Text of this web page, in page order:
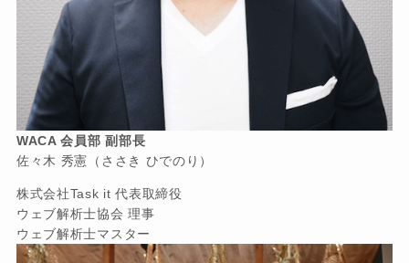
WACA 会員部 副部長
佐々木 秀憲（ささき ひでのり）
株式会社Task it 代表取締役
ウェブ解析士協会 理事
ウェブ解析士マスター